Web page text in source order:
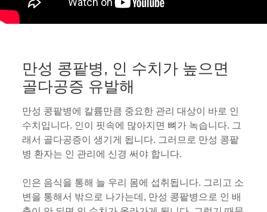
만성 콩팥병, 인 수치가 높으면
골다공증 유발해
만성 콩팥병에 칼륨만큼 중요한 관리 대상이 바로 인
수치입니다. 인이 핏속에 많아지면 뼈가 녹습니다. 그
래서 골다공증이 생기게 됩니다. 그러므로 만성 콩팥
병 환자는 인 관리에 신경 써야 합니다.
인은 음식을 통해 늘 우리 몸에 섭취됩니다. 그리고 소
변을 통해서 밖으로 나가는데, 만성 콩팥병으로 인 배